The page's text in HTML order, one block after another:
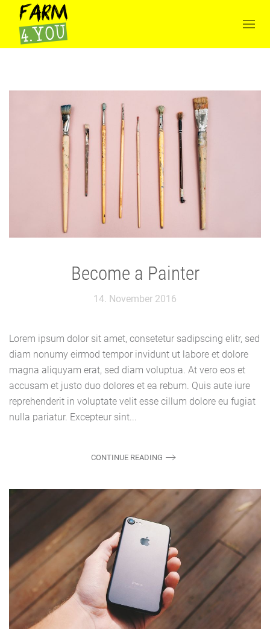
Become a Painter
14. November 2016
Lorem ipsum dolor sit amet, consetetur sadipscing elitr, sed
diam nonumy eirmod tempor invidunt ut labore et dolore
magna aliquyam erat, sed diam voluptua. At vero eos et
accusam et justo duo dolores et ea rebum. Quis aute iure
reprehenderit in voluptate velit esse cillum dolore eu fugiat
nulla pariatur. Excepteur sint...
CONTINUE READING